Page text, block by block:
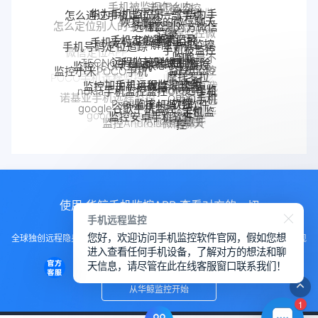
手机被监视怎么办
手机被监控
怎么定位别人的手机位置
怎么通过手机定位另一部手机
华为手机监控另一个华为手
机
恢复删除的微信聊天
记录
远程监测对方微信
聊天记录
远程监控微
信聊天记录
微信定位APP
手机号码定位追踪
手机定位app
手机定位追踪
华鲸手机监控
解除手机监控
监听
手机被监控
如何解除
手机是不
是被监控
了
手机被别人
监控了怎么
解除
POCO手机远程监控
监控小米POCO手机
监控TECNO手机
TECNO手机远程监控
远程监控联想手机
联想手机监控
监控moto
手机
摩托罗拉
moto远程监
控
监控真我
手机软件
真我手机远程
监控别人手机
魅族手机监控
诺基亚手机远程监控
nokia手机监控
监控一加手机微信
一加手机远程监控软件
一加手机监控
监控OPPO手机
软件
OPPO手机
定位
OPPO手机远
程监控
手机窃听
VIVO远程监控软件
VIVO手机监控
google Pixel监控
google谷歌手机监控
Pixel监控APP
Pixel手机监控软件
google手机监
控
Android软件
监控Android微信聊天
监控安卓手机软件
使用 华鲸手机监控APP 查看对方的一切
全球独创远程隐身运行监控手机，不用经过对方同意安装，100%不让对方发现
知道
从华鲸监控开始
1
手机远程监控
您好，欢迎访问手机监控软件官网，假如您想
进入查看任何手机设备，了解对方的想法和聊
天信息，请尽管在此在线客服窗口联系我们！